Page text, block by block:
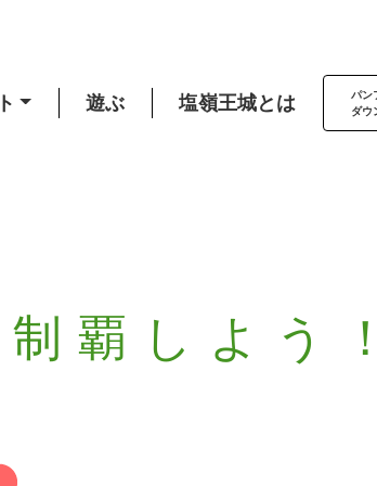
遊ぶ 塩嶺王城とは
パン
ダウ
覇しよう